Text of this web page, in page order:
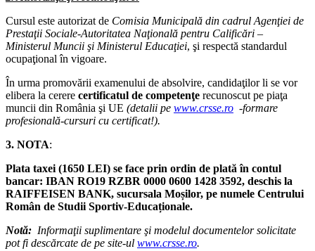
Cursul este autorizat de Comisia Municipală din cadrul Agenţiei de
Prestaţii Sociale-Autoritatea Naţională pentru Calificări –
Ministerul Muncii şi Ministerul Educaţiei, şi respectă standardul
ocupaţional în vigoare.
În urma promovării examenului de absolvire, candidaţilor li se vor
elibera la cerere certificatul de competenţe recunoscut pe piaţa
muncii din România şi UE (detalii pe www.crsse.ro -formare
profesională-cursuri cu certificat!).
3. NOTA:
Plata taxei (1650 LEI) se face prin ordin de plată în contul
bancar: IBAN RO19 RZBR 0000 0600 1428 3592, deschis la
RAIFFEISEN BANK, sucursala Moșilor, pe numele Centrului
Român de Studii Sportiv-Educaționale.
Notă: Informaţii suplimentare şi modelul documentelor solicitate
pot fi descărcate de pe site-ul www.crsse.ro.